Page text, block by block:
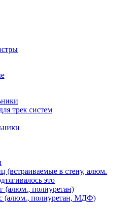
трек систем
(встраиваемые в стену, алюм.
это
(алюм., полиуретан)
(алюм., полиуретан, МДФ)